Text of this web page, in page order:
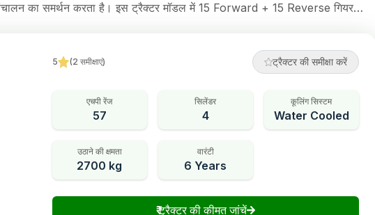
का समर्थन करता है। इस ट्रैक्टर मॉडल में 15 Forward + 15 Reverse गियर
ट्रैक्टर में Oil Immersed Brakes ब्रेक, Power Steering स्टीयरिंग, 2700 kg
5 (2 समीक्षाएं) ट्रैक्टर की समीक्षा करें
एचपी रेंज
57
सिलेंडर
4
कूलिंग सिस्टम
Water Cooled
उठाने की क्षमता
2700 kg
वारंटी
6 Years
₹ट्रैक्टर की कीमत जांचें